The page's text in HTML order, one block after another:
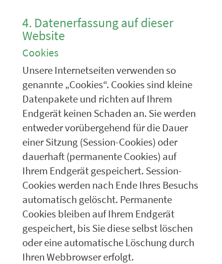
4. Datenerfassung auf dieser
Website
Cookies
Unsere Internetseiten verwenden so
genannte „Cookies“. Cookies sind kleine
Datenpakete und richten auf Ihrem
Endgerät keinen Schaden an. Sie werden
entweder vorübergehend für die Dauer
einer Sitzung (Session-Cookies) oder
dauerhaft (permanente Cookies) auf
Ihrem Endgerät gespeichert. Session-
Cookies werden nach Ende Ihres Besuchs
automatisch gelöscht. Permanente
Cookies bleiben auf Ihrem Endgerät
gespeichert, bis Sie diese selbst löschen
oder eine automatische Löschung durch
Ihren Webbrowser erfolgt.